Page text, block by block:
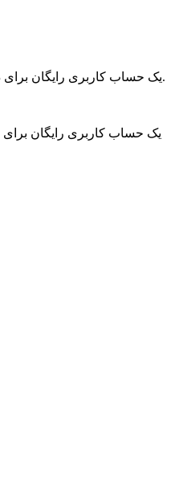
یک حساب کاربری رایگان برای ذخیره آیتم‌های محبوب ایجاد کنید.
یک حساب کاربری رایگان برای